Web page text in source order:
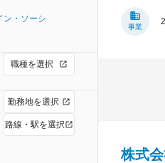
ン・ソーシ
職種を選択
勤務地を選択
路線・駅を選択
事業
株式